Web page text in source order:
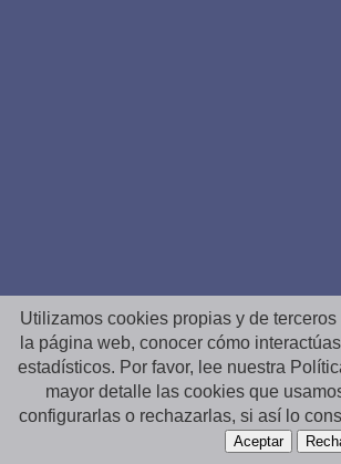
Utilizamos cookies propias y de
la página web, conocer cómo
estadísticos. Por favor, lee nuestra
mayor detalle las cookies que
configurarlas o rechazarlas, si así lo
Aceptar